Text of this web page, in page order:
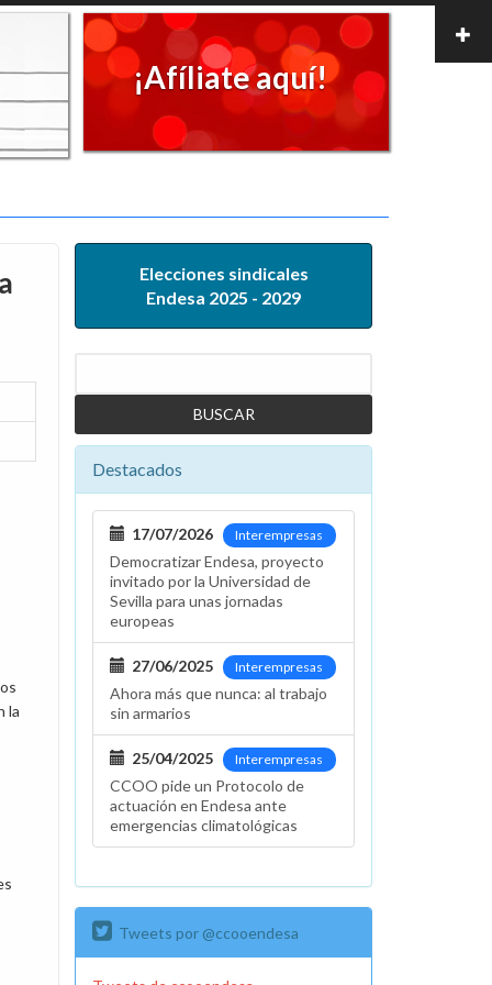
¡Afíliate aquí!
la
Elecciones sindicales
Endesa 2025 - 2029
Destacados
Interempresas
17/07/2026
Democratizar Endesa, proyecto
invitado por la Universidad de
Sevilla para unas jornadas
europeas
Interempresas
27/06/2025
Ahora más que nunca: al trabajo
sin armarios
Interempresas
25/04/2025
CCOO pide un Protocolo de
actuación en Endesa ante
emergencias climatológicas
Tweets por @ccooendesa